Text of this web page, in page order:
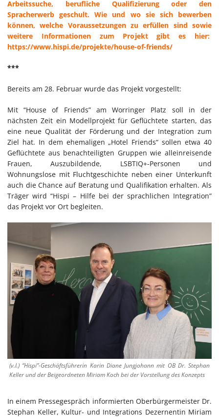
Arbeitssuche, berufliche Qualifizierung oder den
Spracherwerb geschult. Wie und wo sie sich bewerben
können, welche Voraussetzungen zu erfüllen sind sowie
weitere Informationen zum Projekt gibt es hier:
https://www.hispi.de/projekte/house-of-friends/
***
Bereits am 28. Februar wurde das Projekt vorgestellt:
Mit “House of Friends” am Worringer Platz soll in der
nächsten Zeit ein Modellprojekt für Geflüchtete starten, das
eine neue Qualität der Förderung und der Integration zum
Ziel hat. In dem ehemaligen „Hotel Friends“ sollen etwa 40
Geflüchtete aus benachteiligten Gruppen wie alleinreisende
Frauen, Auszubildende, LSBTIQ+-Personen und
Wohnungslose mit Fluchtgeschichte neben einer Unterkunft
auch die Chance auf Beratung und Qualifikation erhalten. Als
Träger wird “Hispi – Hilfe bei der sprachlichen Integration”
das Projekt vor Ort begleiten.
(v.l.) “Hispi”-Geschäftsführerin Karin Diane Jungjohann mit OB Dr. Stephan
Keller und der Beigeordneten Miriam Koch bei der Vorstellung des Konzepts
In einem Pressegespräch informierten Oberbürgermeister Dr.
Stephan Keller, Kultur- und Integrations Dezernentin Miriam